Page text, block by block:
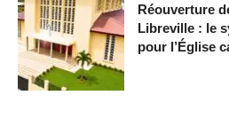
Réouverture
Libreville : le
pour l’Église